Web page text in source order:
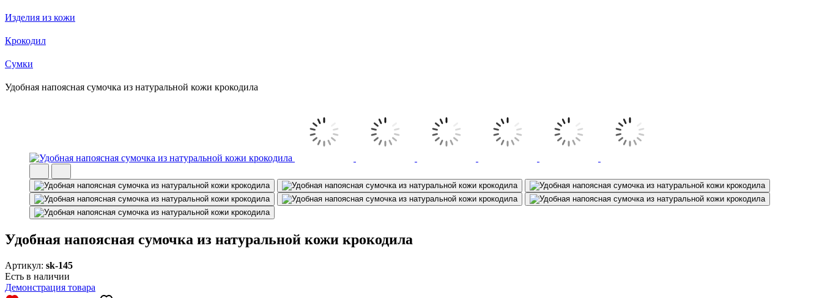
Изделия из кожи
Крокодил
Cумки
Удобная напоясная сумочка из натуральной кожи крокодила
Удобная напоясная сумочка из натуральной кожи крокодила
Артикул: sk-145
Есть в наличии
Демонстрация товара